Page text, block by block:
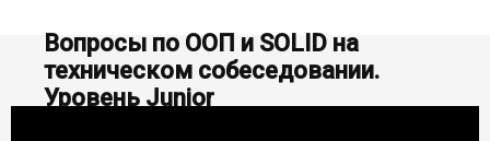
Вопросы по ООП и SOLID на
техническом собеседовании.
Уровень Junior